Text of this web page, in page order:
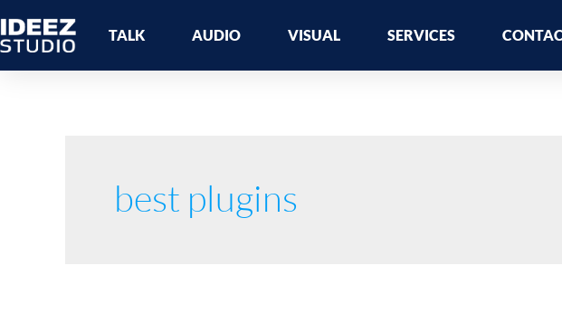
au
contenu
TALK AUDIO VISUAL SERVICES
best plugins